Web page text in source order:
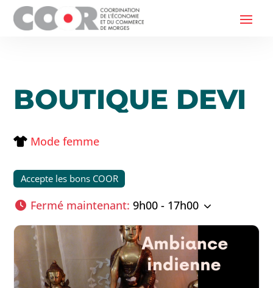
BOUTIQUE DEVI
Mode femme
Accepte les bons COOR
Fermé maintenant: 9h00 - 17h00